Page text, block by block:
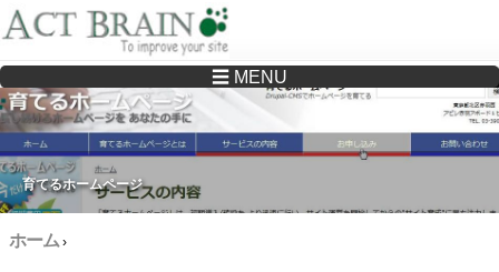
Drupalサイトの制作・保守をどこに頼んでいいか分からない方へ…まずはご相談く
ださい
☰ MENU
育てるホームページ
ホーム›